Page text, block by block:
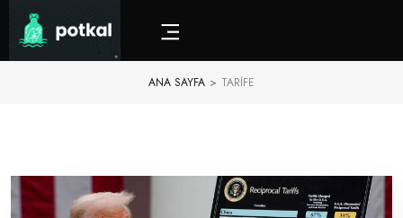
ANA SAYFA > TARIFE